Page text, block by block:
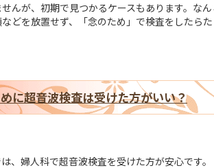
んが、初期で見つかるケースもあります。な
どを放置せず、「念のため」で検査をしたら
に超音波検査は受けた方がいい？
、婦人科で超音波検査を受けた方が安心です。